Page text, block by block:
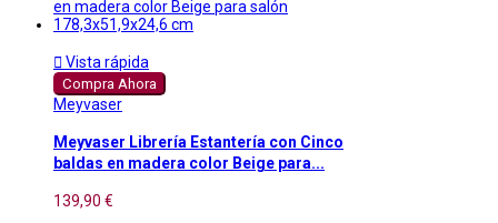
 Vista rápida
Compra Ahora
Meyvaser
Meyvaser Librería Estantería con Cinco
baldas en madera color Beige para...
139,90 €